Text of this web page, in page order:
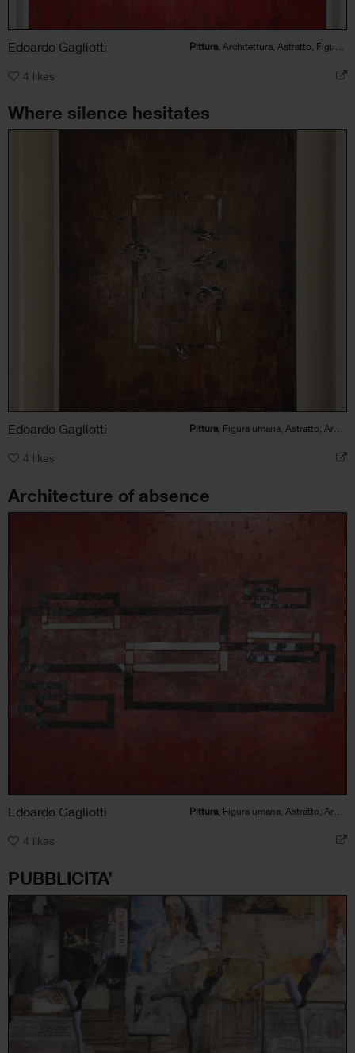
Edoardo Gagliotti Pittura, Architettura, Astratto, Figura umana
4 likes
Where silence hesitates
Edoardo Gagliotti Pittura, Figura umana, Astratto, Architettura
4 likes
Architecture of absence
Edoardo Gagliotti Pittura, Figura umana, Astratto, Architettura
4 likes
PUBBLICITA’